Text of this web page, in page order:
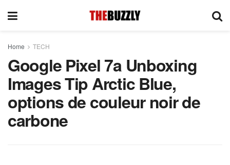
Home TECH
Google Pixel 7a Unboxing
Images Tip Arctic Blue,
options de couleur noir de
carbone